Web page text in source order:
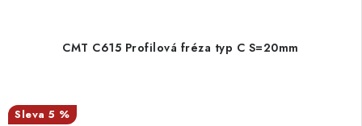
CMT C615 Profilová fréza typ C S=20mm
5 %